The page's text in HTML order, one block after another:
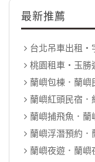
最新推薦
台北吊車出租‧
桃園租車‧玉勝
蘭嶼包棟．蘭嶼
蘭嶼紅頭民宿．
蘭嶼捕飛魚．
蘭嶼浮潛預約．
蘭嶼夜遊．蘭嶼